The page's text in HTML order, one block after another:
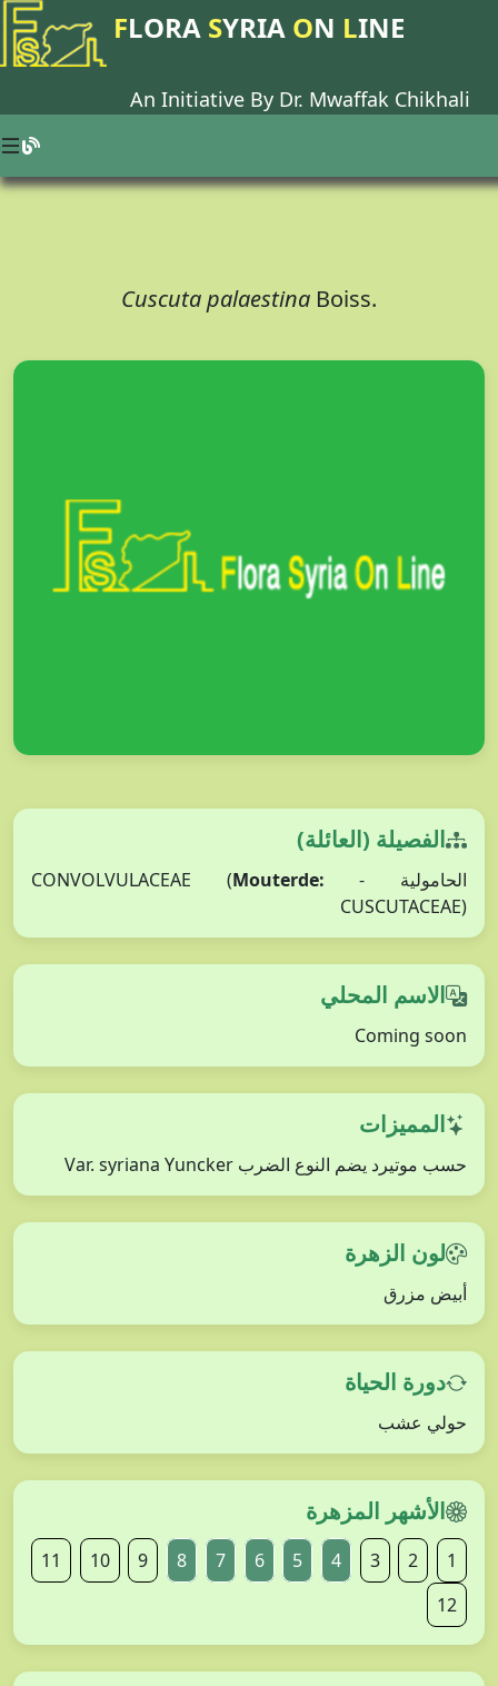
FLORA SYRIA ON LINE
An Initiative By Dr. Mwaffak Chikhali
Cuscuta palaestina Boiss.
الفصيلة (العائلة)
الحامولية - CONVOLVULACEAE ( Mouterde:
CUSCUTACEAE)
الاسم المحلي
Coming soon
المميزات
حسب موتيرد يضم النوع الضرب Var. syriana Yuncker
لون الزهرة
أبيض مزرق
دورة الحياة
حولي عشب
الأشهر المزهرة
1
2
3
4
5
6
7
8
9
10
11
12